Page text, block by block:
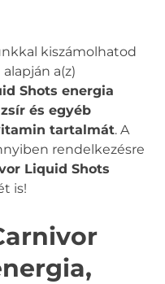
kiszámolhatod
a(z)
Shots energia
és egyéb
tartalmát. A
rendelkezésre
Liquid Shots
is!